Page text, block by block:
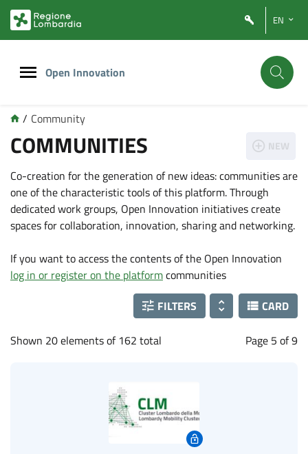
contenuto
footer
EN
Open Innovation
/ Community
COMMUNITIES NEW
Co-creation for the generation of new ideas: communities are
one of the characteristic tools of this platform. Through
dedicated work groups, Open Innovation initiatives create
spaces for collaboration, innovation, sharing and networking.
If you want to access the contents of the Open Innovation
log in or register on the platformcommunities
FILTERS
CARD
Shown 20 elements of 162 total Page 5 of 9